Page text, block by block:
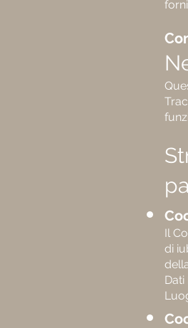
Il
di